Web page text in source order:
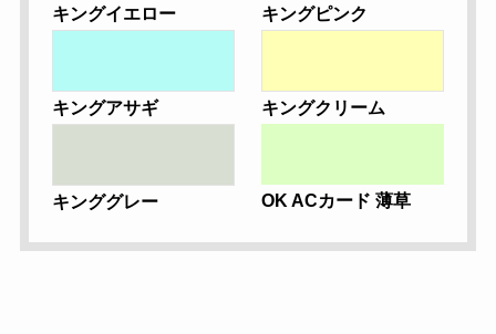
キングイエロー キングピンク
キングアサギ キングクリーム
キンググレー OK ACカード 薄草